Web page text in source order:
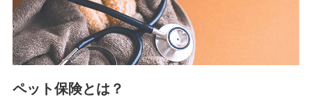
三井住友海上あいおい生命保険株式会社
（https://www.msa-life.co.jp/）
メットライフ生命株式会社
(https://www.metlife.co.jp/)
（https://www.medicarelife.com/）
ペット保険とは？